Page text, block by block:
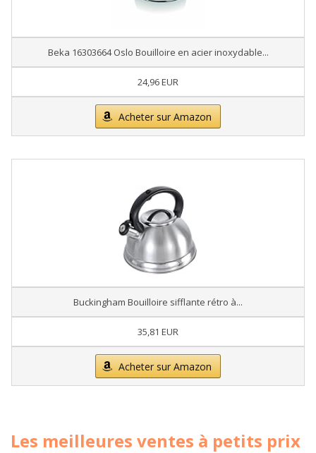
Beka 16303664 Oslo Bouilloire en acier inoxydable...
24,96 EUR
Acheter sur Amazon
Buckingham Bouilloire sifflante rétro à...
35,81 EUR
Acheter sur Amazon
Les meilleures ventes à petits prix